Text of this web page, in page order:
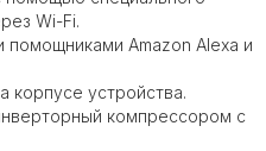
Wi-Fi.
Amazon Alexa и
устройства.
компрессором с